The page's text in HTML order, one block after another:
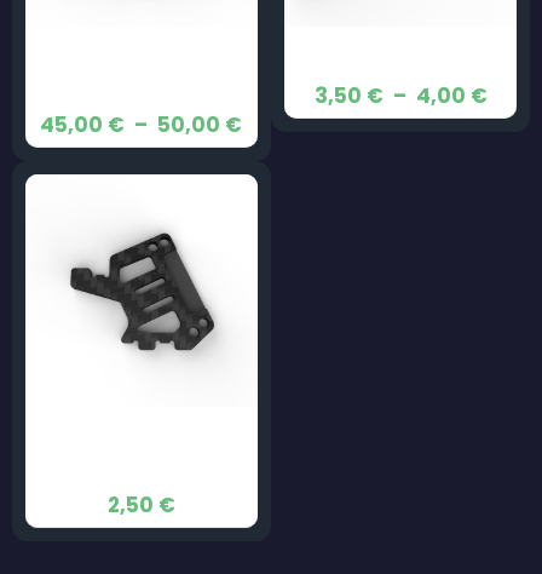
45,00 € – 50,00 € Plage
de
prix :
3,50 € – 4,00 €
de
2,50 €